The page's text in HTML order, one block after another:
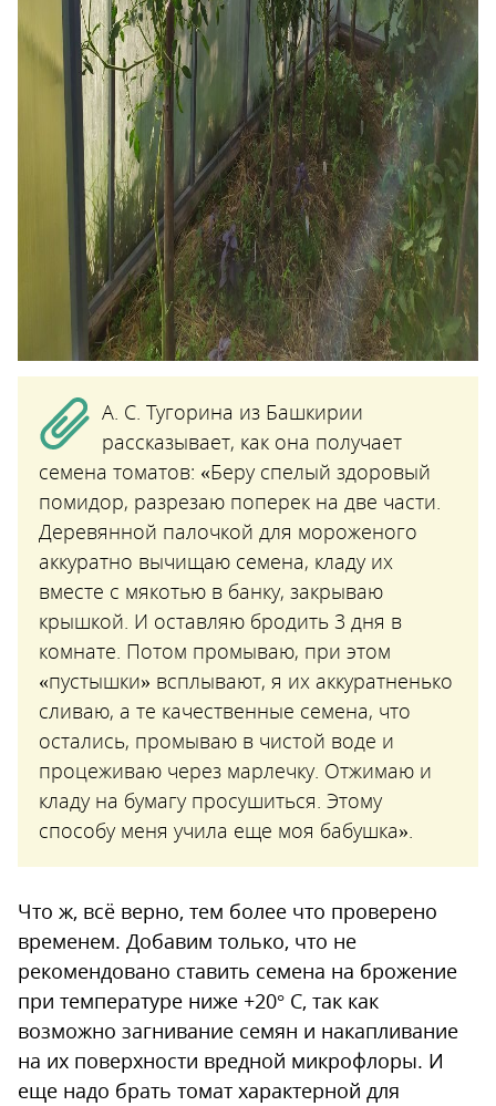
А. С. Тугорина из Башкирии
рассказывает, как она получает
семена томатов: «Беру спелый здоровый
помидор, разрезаю поперек на две части.
Деревянной палочкой для мороженого
аккуратно вычищаю семена, кладу их
вместе с мякотью в банку, закрываю
крышкой. И оставляю бродить 3 дня в
комнате. Потом промываю, при этом
«пустышки» всплывают, я их аккуратненько
сливаю, а те качественные семена, что
остались, промываю в чистой воде и
процеживаю через марлечку. Отжимаю и
кладу на бумагу просушиться. Этому
способу меня учила еще моя бабушка».
Что ж, всё верно, тем более что проверено
временем. Добавим только, что не
рекомендовано ставить семена на брожение
при температуре ниже +20° С, так как
возможно загнивание семян и накапливание
на их поверхности вредной микрофлоры. И
еще надо брать томат характерной для